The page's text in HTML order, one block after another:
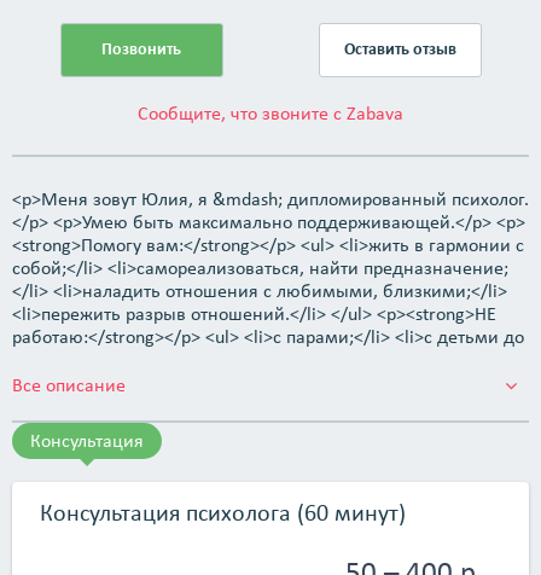
Консультация
Консультация психолога (60 минут)
Позвонить Оставить отзыв
Сообщите, что звоните с Zabava
<p>Меня зовут Юлия, я &mdash; дипломированный психолог.
</p> <p>Умею быть максимально поддерживающей.</p> <p>
<strong>Помогу вам:</strong></p> <ul> <li>жить в гармонии с
собой;</li> <li>самореализоваться, найти предназначение;
</li> <li>наладить отношения с любимыми, близкими;</li>
<li>пережить разрыв отношений.</li> </ul> <p><strong>НЕ
работаю:</strong></p> <ul> <li>с парами;</li> <li>с детьми до
<li>с химическими зависимостями.</li> </ul>
д. 12а или online (Skype, WhatsApp, Telegram).</p>
Все описание